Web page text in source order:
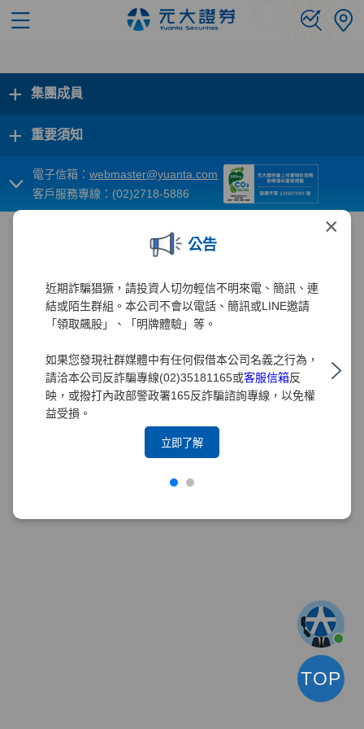
×
公告
近期詐騙猖獗，請投資人切勿輕信不明來電、簡訊、連
結或陌生群組。本公司不會以電話、簡訊或LINE邀請
「領取飆股」、「明牌體驗」等。
如果您發現社群媒體中有任何假借本公司名義之行為，
請洽本公司反詐騙專線(02)35181165或客服信箱反
映，或撥打內政部警政署165反詐騙諮詢專線，以免權
益受損。
立即了解
+ 集團成員
+ 重要須知
電子信箱： webmaster@yuanta.com
客戶服務專線：(02)2718-5886
TOP